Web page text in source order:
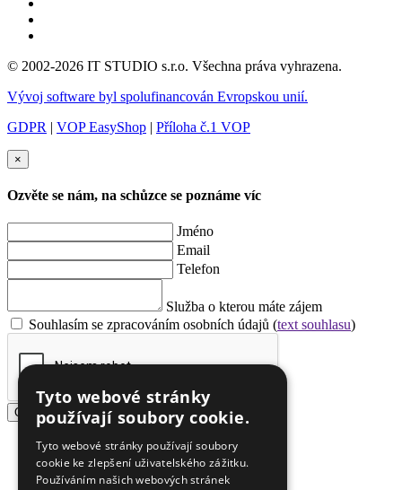
© 2002-2026 IT STUDIO s.r.o. Všechna práva vyhrazena.
Vývoj software byl spolufinancován Evropskou unií.
GDPR | VOP EasyShop | Příloha č.1 VOP
×
Ozvěte se nám, na schůzce se poznáme víc
Jméno
Email
Telefon
Služba o kterou máte zájem
Souhlasím se zpracováním osobních údajů (text souhlasu)
Odeslat
Tyto webové stránky
používají soubory cookie.
Tyto webové stránky používají soubory
cookie ke zlepšení uživatelského zážitku.
Používáním našich webových stránek